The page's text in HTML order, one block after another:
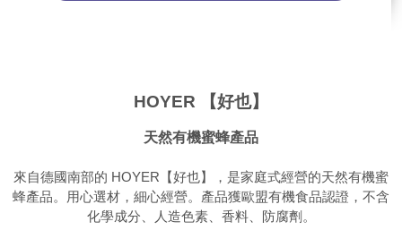
HOYER 【好也】
天然有機蜜蜂產品
來自德國南部的 HOYER【好也】，是家庭式經營的天然有機蜜
蜂產品。用心選材，細心經營。產品獲歐盟有機食品認證，不含
化學成分、人造色素、香料、防腐劑。